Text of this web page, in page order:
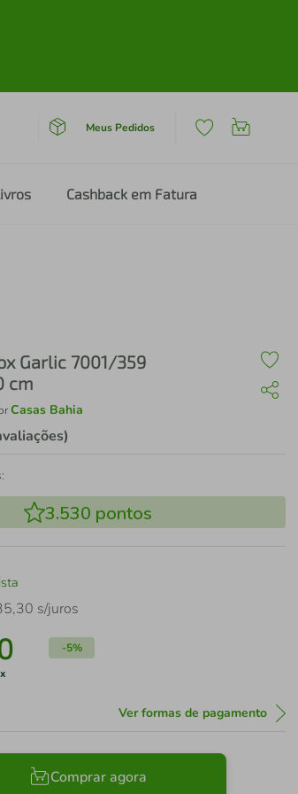
Meus Pedidos
Cashback em Fatura
Garlic 7001/359
cm
Casas Bahia
3.530 pontos
,30 s/juros
-5%
Ver formas de pagamento
Comprar agora